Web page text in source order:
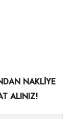
NAKLİYE
ALINIZ!